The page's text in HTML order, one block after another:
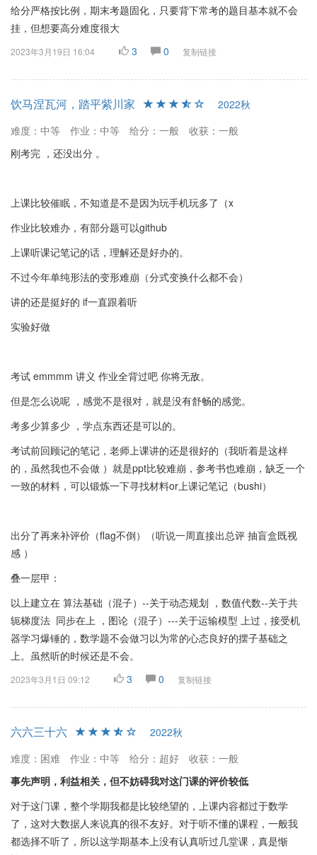
给分严格按比例，期末考题固化，只要背下常考的题目基本就不会
挂，但想要高分难度很大
2023年3月19日 16:04 3 0 复制链接
饮马涅瓦河，踏平紫川家
2022秋
难度：中等
作业：中等 给分：一般
收获：一般
刚考完 ，还没出分 。
上课比较催眠，不知道是不是因为玩手机玩多了（x
作业比较难办，有部分题可以github
上课听课记笔记的话，理解还是好办的。
不过今年单纯形法的变形难崩（分式变换什么都不会）
讲的还是挺好的 if一直跟着听
实验好做
考试 emmmm 讲义 作业全背过吧 你将无敌。
但是怎么说呢 ，感觉不是很对，就是没有舒畅的感觉。
考多少算多少 ，学点东西还是可以的。
考试前回顾记的笔记，老师上课讲的还是很好的（我听着是这样
的，虽然我也不会做 ）就是ppt比较难崩，参考书也难崩，缺乏一个
一致的材料，可以锻炼一下寻找材料or上课记笔记（bushi）
出分了再来补评价（flag不倒）（听说一周直接出总评 抽盲盒既视
感 ）
叠一层甲：
以上建立在 算法基础（混子）--关于动态规划 ，数值代数--关于共
轭梯度法 同步在上 ，图论（混子）---关于运输模型 上过，接受机
器学习爆锤的，数学题不会做习以为常的心态良好的摆子基础之
上。虽然听的时候还是不会。
2023年3月1日 09:12 3 0 复制链接
六六三十六
2022秋
难度：困难
作业：中等 给分：超好
收获：一般
事先声明，利益相关，但不妨碍我对这门课的评价较低
对于这门课，整个学期我都是比较绝望的，上课内容都过于数学
了，这对大数据人来说真的很不友好。对于听不懂的课程，一般我
都选择不听了，所以这学期基本上没有认真听过几堂课，真是惭